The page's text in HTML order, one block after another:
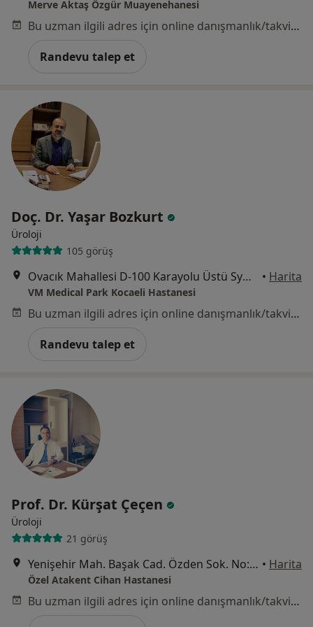
Merve Aktaş Özgür Muayenehanesi
Bu uzman ilgili adres için online danışmanlık/takvim sunmuyor.
Randevu talep et
Doç. Dr. Yaşar Bozkurt
Üroloji
105 görüş
Ovacık Mahallesi D-100 Karayolu Üstü Symbol AVM, Kocaeli • Harita
VM Medical Park Kocaeli Hastanesi
Bu uzman ilgili adres için online danışmanlık/takvim sunmuyor.
Randevu talep et
Prof. Dr. Kürşat Çeçen
Üroloji
21 görüş
Yenişehir Mah. Başak Cad. Özden Sok. No: 33, İzmit • Harita
Özel Atakent Cihan Hastanesi
Bu uzman ilgili adres için online danışmanlık/takvim sunmuyor.